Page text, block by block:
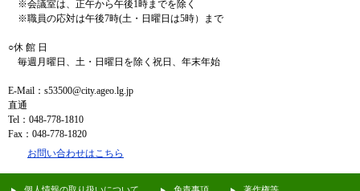
※会議室は、正午から午後1時までを除く
※職員の応対は午後7時(土・日曜日は5時）まで
○休 館 日
毎週月曜日、土・日曜日を除く祝日、年末年始
E-Mail：s53500@city.ageo.lg.jp
直通
Tel：048-778-1810
Fax：048-778-1820
お問い合わせはこちら